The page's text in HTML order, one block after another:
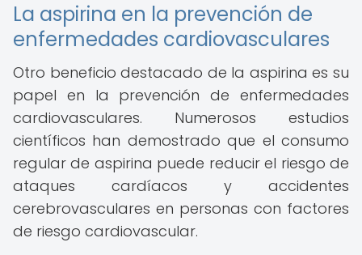
La aspirina en la prevención de
enfermedades cardiovasculares
Otro beneficio destacado de la aspirina es su
papel en la prevención de enfermedades
cardiovasculares. Numerosos estudios
científicos han demostrado que el consumo
regular de aspirina puede reducir el riesgo de
ataques cardíacos y accidentes
cerebrovasculares en personas con factores
de riesgo cardiovascular.